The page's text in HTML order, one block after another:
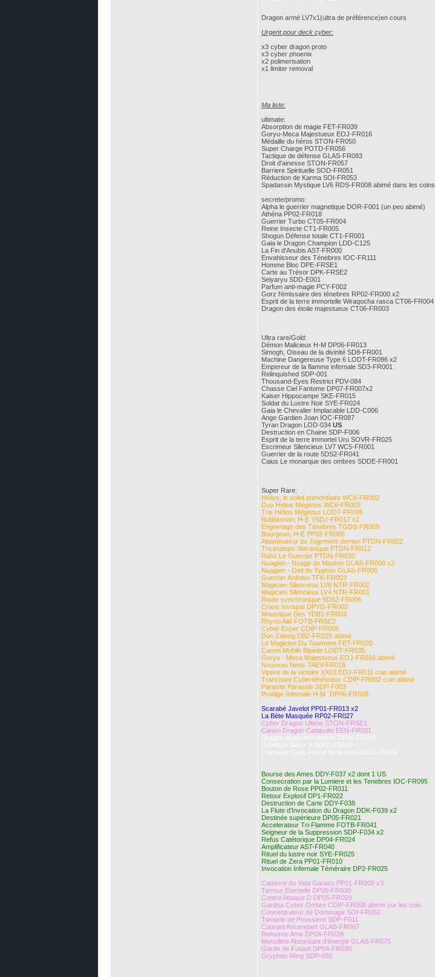
Dragon armé LV7x1(ultra de préférence)en cours
Urgent pour deck cyber:
x3 cyber dragon proto
x3 cyber phoenix
x2 polimerisation
x1 limiter removal
Ma liste:
ultimate:
Absorption de magie FET-FR039
Goryu-Meca Majestueux EOJ-FR016
Médaille du héros STON-FR050
Super Charge POTD-FR056
Tactique de défense GLAS-FR083
Droit d'ainesse STON-FR057
Barriere Spirituelle SOD-FR051
Réduction de Karma SOI-FR053
Spadassin Mystique LV6 RDS-FR008 abimé dans les coins
secrete/promo:
Alpha le guerrier magnetique DOR-F001 (un peu abimé)
Athéna PP02-FR018
Guerrier Turbo CT05-FR004
Reine Insecte CT1-FR005
Shogun Défense totale CT1-FR001
Gaia le Dragon Champion LDD-C125
La Fin d'Anubis AST-FR000
Envahisseur des Ténebres IOC-FR111
Homme Bloc DPE-FRSE1
Carte au Trésor DPK-FRSE2
Seiyaryu SDD-E001
Parfum anti-magie PCY-F002
Gorz l'émissaire des ténebres RP02-FR000 x2
Esprit de la terre immortelle Wiraqocha rasca CT06-FR004
Dragon des étoile majestueux CT06-FR003
Ultra rare/Gold:
Démon Malicieux H-M DP06-FR013
Simogh, Oiseau de la divinité SD8-FR001
Machine Dangereuse Type 6 LODT-FR096 x2
Empereur de la flamme infernale SD3-FR001
Relinquished SDP-001
Thousand-Eyes Restrict PDV-084
Chasse Ciel Fantome DP07-FR007x2
Kaiser Hippocampe SKE-FR015
Soldat du Lustre Noir SYE-FR024
Gaia le Chevalier Implacable LDD-C006
Ange Gardien Joan IOC-FR087
Tyran Dragon LOD-034 US
Destruction en Chaine SDP-F006
Esprit de la terre immortel Uru SOVR-FR025
Escrimeur Silencieux LV7 WC5-FR001
Guerrier de la route 5DS2-FR041
Caius Le monarque des ombres SDDE-FR001
Super Rare:
Hélios, le soleil primordiaire WC6-FR002
Duo Helios Mégistus WC6-FR003
Tris Hélios Mégistus LODT-FR095
Bubbleman, H-E YSDJ-FR017 x2
Engrenage des Ténebres TGDS-FR009
Bourgeon, H-E PP02-FR005
Abominateur du Jugement dernier PTDN-FR022
Triceratops Volcanique PTDN-FR012
Rahz Le Guerrier PTDN-FR030
Nuagien - Nuage de Mouton GLAS-FR008 x2
Nuagien - Oeil de Typhon GLAS-FR005
Guerrier Ardoise TFK-FR003
Magicien Silencieux LV8 NTR-FR002
Magicien Silencieux LV4 NTR-FR001
Route synchronique 5DS2-FR006
Crane Invoqué DPYG-FR002
Moustique Des YDB1-FR003
Rhyno Ailé FOTB-FRSE2
Cyber Esper CDIP-FR005
Don Zaloog DB2-FR228 abimé
Le Magicien Du Tourment FET-FR020
Canon Mobile Bipède LODT-FR035
Goryu - Meca Majestueux EOJ-FR016 abimé
Nouveau Neos TAEV-FR018
Vipere de la victoire XX03 EOJ-FR011 coin abimé
Tranchant Cyberténébreux CDIP-FR002 coin abimé
Parasite Paraside SDP-F003
Prodige Infernale H-M ¨DP06-FR008
Scarabé Javelot PP01-FR013 x2
La Bète Masquée RP02-FR027
Cyber Dragon Ultime STON-FRSE1
Canon Dragon Catapulte EEN-FR031
Dragon poussiere d'etoile DP08-FR014
Urbellum Sabre X 5DS2-FR043
Chevalier Gaia, Force de la terre 5DS1-FR042
Bourse des Ames DDY-F037 x2 dont 1 US
Consecration par la Lumiere et les Tenebres IOC-FR095
Bouton de Rose PP02-FR011
Retour Explosif DP1-FR022
Destruction de Carte DDY-F038
La Flute d'Invocation du Dragon DDK-F039 x2
Destinée supérieure DP05-FR021
Accelerateur Tri-Flamme FOTB-FR041
Seigneur de la Suppression SDP-F034 x2
Refus Catétorique DP04-FR024
Amplificateur AST-FR040
Rituel du lustre noir SYE-FR025
Rituel de Zera PP01-FR010
Invocation Infernale Téméraire DP2-FR025
Cadavre du Yata Garasu PP01-FR009 x3
Terreur Eternelle DP05-FR030
Contre Attaque D DP05-FR029
Gardna Cyber Ombre CDIP-FR058 abimé sur les coin
Concentrateur de Dommage SOI-FR052
Tornade de Poussiere SDP-F011
Courant Ascendant GLAS-FR067
Retourne Ame DP04-FR028
Monolithe Absorbant d'énergie GLAS-FR075
Garde de Fusion DP04-FR030
Gryphon Wing SDP-050